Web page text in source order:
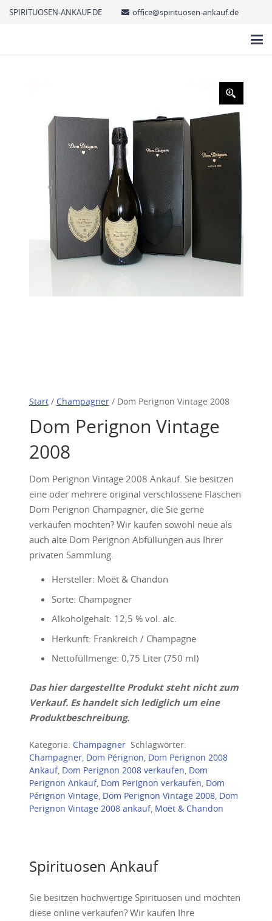
SPIRITUOSEN-ANKAUF.DE office@spirituosen-ankauf.de
Start/ Champagner/ Dom Perignon Vintage 2008
Dom Perignon Vintage
2008
Dom Perignon Vintage 2008 Ankauf. Sie besitzen
eine oder mehrere original verschlossene Flaschen
Dom Perignon Champagner, die Sie gerne
verkaufen möchten? Wir kaufen sowohl neue als
auch alte Dom Perignon Abfüllungen aus Ihrer
privaten Sammlung.
Hersteller: Moët & Chandon
Sorte: Champagner
Alkoholgehalt: 12,5 % vol. alc.
Herkunft: Frankreich / Champagne
Nettofüllmenge: 0,75 Liter (750 ml)
Das hier dargestellte Produkt steht nicht zum
Verkauf. Es handelt sich lediglich um eine
Produktbeschreibung.
Kategorie: Champagner Schlagwörter:
Champagner, Dom Pérignon, Dom Perignon 2008
Ankauf, Dom Perignon 2008 verkaufen, Dom
Perignon Ankauf, Dom Perignon verkaufen, Dom
Pérignon Vintage, Dom Perignon Vintage 2008, Dom
Perignon Vintage 2008 ankauf, Moët & Chandon
Spirituosen Ankauf
Sie besitzen hochwertige Spirituosen und möchten
diese online verkaufen? Wir kaufen Ihre